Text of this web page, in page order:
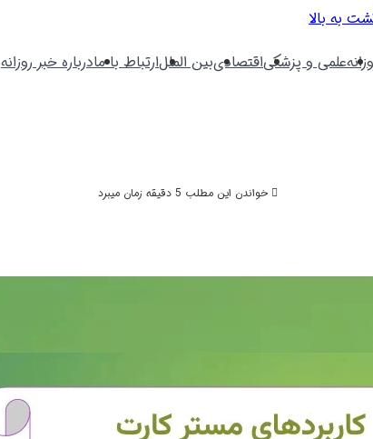
علمی و پزشکیاقتصادیبین المللارتباط با مادرباره خبر روزانه
خواندن این مطلب 5 دقیقه زمان میبرد
به بالا